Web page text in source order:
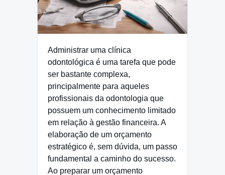
Administrar uma clínica
odontológica é uma tarefa que pode
ser bastante complexa,
principalmente para aqueles
profissionais da odontologia que
possuem um conhecimento limitado
em relação à gestão financeira. A
elaboração de um orçamento
estratégico é, sem dúvida, um passo
fundamental a caminho do sucesso.
Ao preparar um orçamento